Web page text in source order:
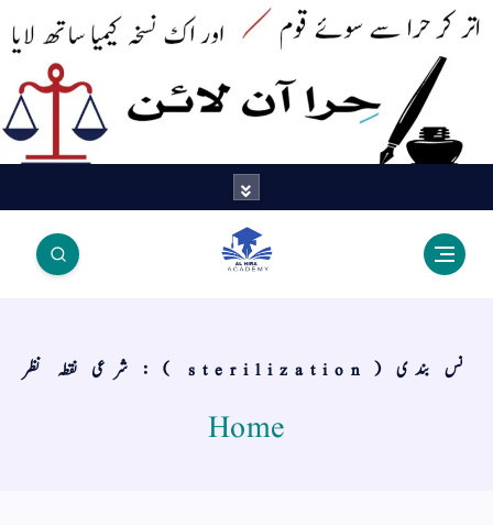
اک نسخہ کیمیا ساتھ لایا
نس بندی ( sterilization ) : شرعی نقطہ نظر
Home